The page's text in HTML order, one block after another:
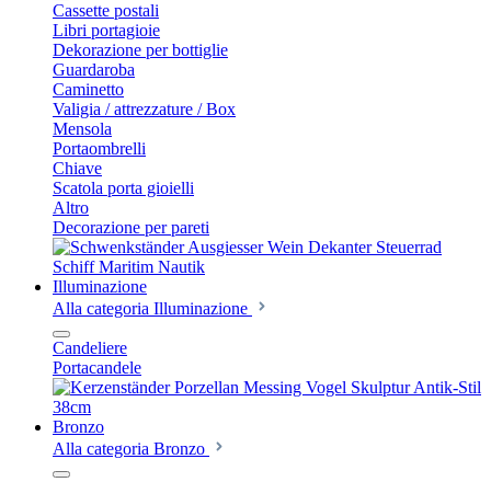
Cassette postali
Libri portagioie
Dekorazione per bottiglie
Guardaroba
Caminetto
Valigia / attrezzature / Box
Mensola
Portaombrelli
Chiave
Scatola porta gioielli
Altro
Decorazione per pareti
Illuminazione
Alla categoria Illuminazione
Candeliere
Portacandele
Bronzo
Alla categoria Bronzo